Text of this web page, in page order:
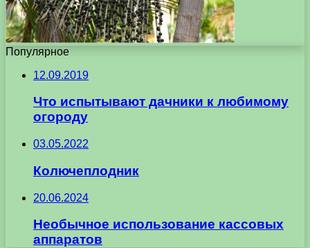
Популярное
12.09.2019
Что испытывают дачники к любимому
огороду
03.05.2022
Колючеплодник
20.06.2024
Необычное использование кассовых
аппаратов